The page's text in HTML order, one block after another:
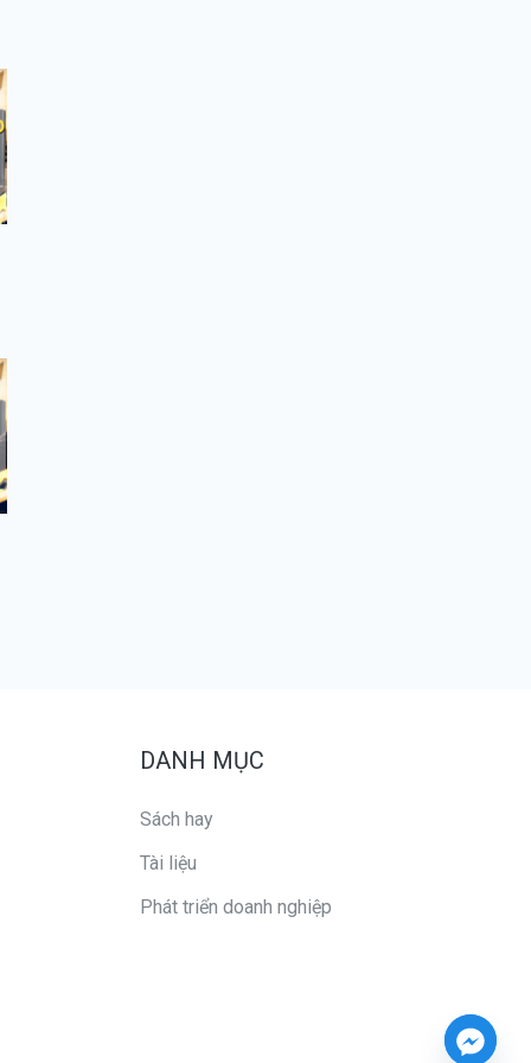
DANH MỤC
Sách hay
Tài liệu
Phát triển doanh nghiệp